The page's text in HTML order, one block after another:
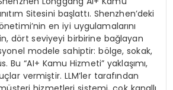
Sitesini başlattı. Shenzhen’deki
en iyi uygulamalarını
dört seviyeyi birbirine bağlayan
modele sahiptir: bölge, sokak,
Bu “AI+ Kamu Hizmeti” yaklaşımı,
vermiştir. LLM’ler tarafından